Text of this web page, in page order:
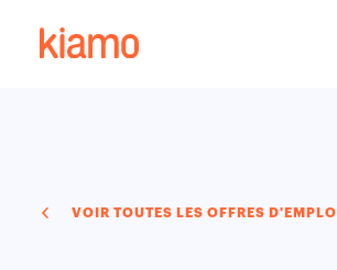
VOIR TOUTES LES OFFRES D'EMPLOI